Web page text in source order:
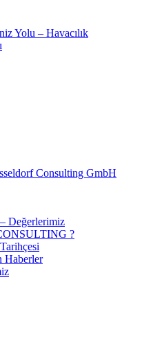
Yolu – Havacılık
Değerlerimiz
?
Haberler